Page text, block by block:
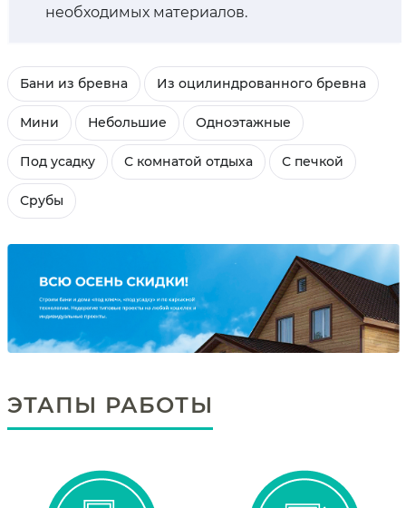
необходимых материалов.
Бани из бревна Из оцилиндрованного бревна
Мини Небольшие Одноэтажные
Под усадку С комнатой отдыха С печкой
Срубы
ЭТАПЫ РАБОТЫ